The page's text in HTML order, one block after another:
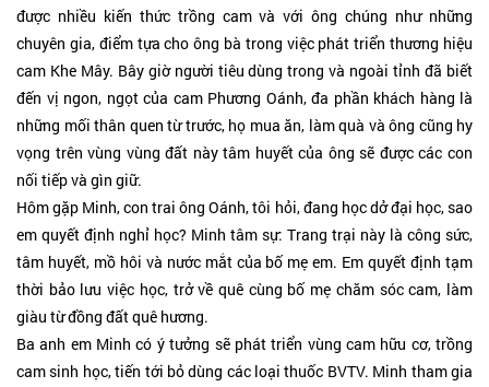
được nhiều kiến thức trồng cam và với ông chúng như những
chuyên gia, điểm tựa cho ông bà trong việc phát triển thương hiệu
cam Khe Mây. Bây giờ người tiêu dùng trong và ngoài tỉnh đã biết
đến vị ngon, ngọt của cam Phương Oánh, đa phần khách hàng là
những mối thân quen từ trước, họ mua ăn, làm quà và ông cũng hy
vọng trên vùng vùng đất này tâm huyết của ông sẽ được các con
nối tiếp và gìn giữ.
Hôm gặp Minh, con trai ông Oánh, tôi hỏi, đang học dở đại học, sao
em quyết định nghỉ học? Minh tâm sự: Trang trại này là công sức,
tâm huyết, mồ hôi và nước mắt của bố mẹ em. Em quyết định tạm
thời bảo lưu việc học, trở về quê cùng bố mẹ chăm sóc cam, làm
giàu từ đồng đất quê hương.
Ba anh em Minh có ý tưởng sẽ phát triển vùng cam hữu cơ, trồng
cam sinh học, tiến tới bỏ dùng các loại thuốc BVTV. Minh tham gia